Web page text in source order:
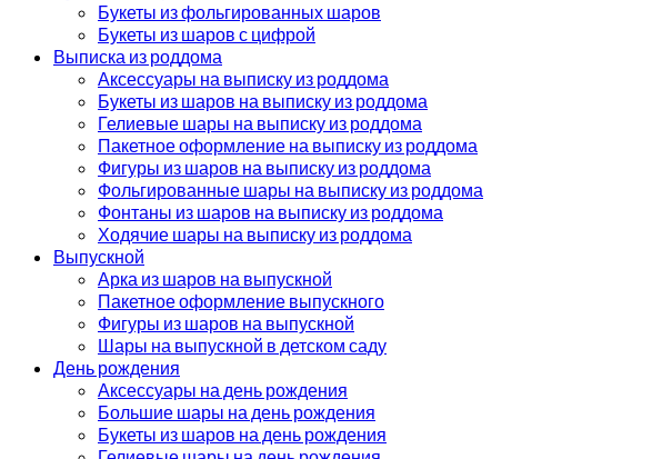
Букеты из фольгированных шаров
Букеты из шаров с цифрой
Выписка из роддома
Аксессуары на выписку из роддома
Букеты из шаров на выписку из роддома
Гелиевые шары на выписку из роддома
Пакетное оформление на выписку из роддома
Фигуры из шаров на выписку из роддома
Фольгированные шары на выписку из роддома
Фонтаны из шаров на выписку из роддома
Ходячие шары на выписку из роддома
Выпускной
Арка из шаров на выпускной
Пакетное оформление выпускного
Фигуры из шаров на выпускной
Шары на выпускной в детском саду
День рождения
Аксессуары на день рождения
Большие шары на день рождения
Букеты из шаров на день рождения